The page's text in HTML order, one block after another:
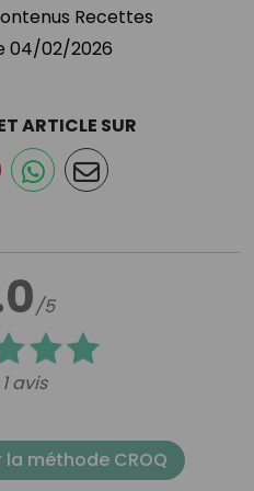
Recettes
04/02/2026
/5
avis
ARTICLE SUR
la méthode CROQ